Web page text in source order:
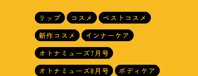
リップ コスメ
ベストコスメ
新作コスメ
インナーケア
オトナミューズ7月号
オトナミューズ8月号
ボディケア